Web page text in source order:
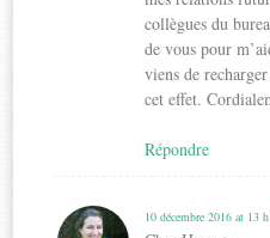
collègues du
de vous pour
viens de
cet effet.
Répondre
10 décembre 2016 at 13